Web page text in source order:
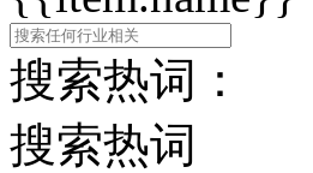
搜索热词：
搜索热词